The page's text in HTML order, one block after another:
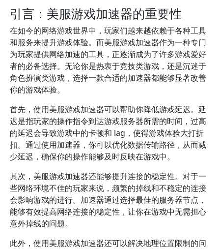
引言：美服游戏加速器的重要性
在如今的网络游戏世界中，玩家们越来越依赖于各种工具
和服务来提升游戏体验。而美服游戏加速器作为一种专门
为玩家提供网络加速的工具，正逐渐成为了许多游戏爱好
者的必备选择。无论你是热衷于竞技类游戏，还是沉迷于
角色扮演类游戏，选择一款合适的加速器都能够显著改善
你的游戏体验。
首先，使用美服游戏加速器可以帮助你降低游戏延迟。延
迟是指玩家的操作指令到达游戏服务器所需的时间，过高
的延迟会导致游戏中的卡顿和 lag，使得游戏体验大打折
扣。通过使用加速器，你可以优化数据传输路径，从而减
少延迟，确保你的操作能够及时反映在游戏中。
其次，美服游戏加速器还能够提升连接的稳定性。对于一
些网络环境不佳的玩家来说，频繁的掉线和不稳定的连接
会影响游戏的进行。加速器通过选择最佳的服务器节点，
能够有效提高网络连接的稳定性，让你在游戏中无需担心
意外掉线的问题。
此外，使用美服游戏加速器还可以解决地理位置限制的问